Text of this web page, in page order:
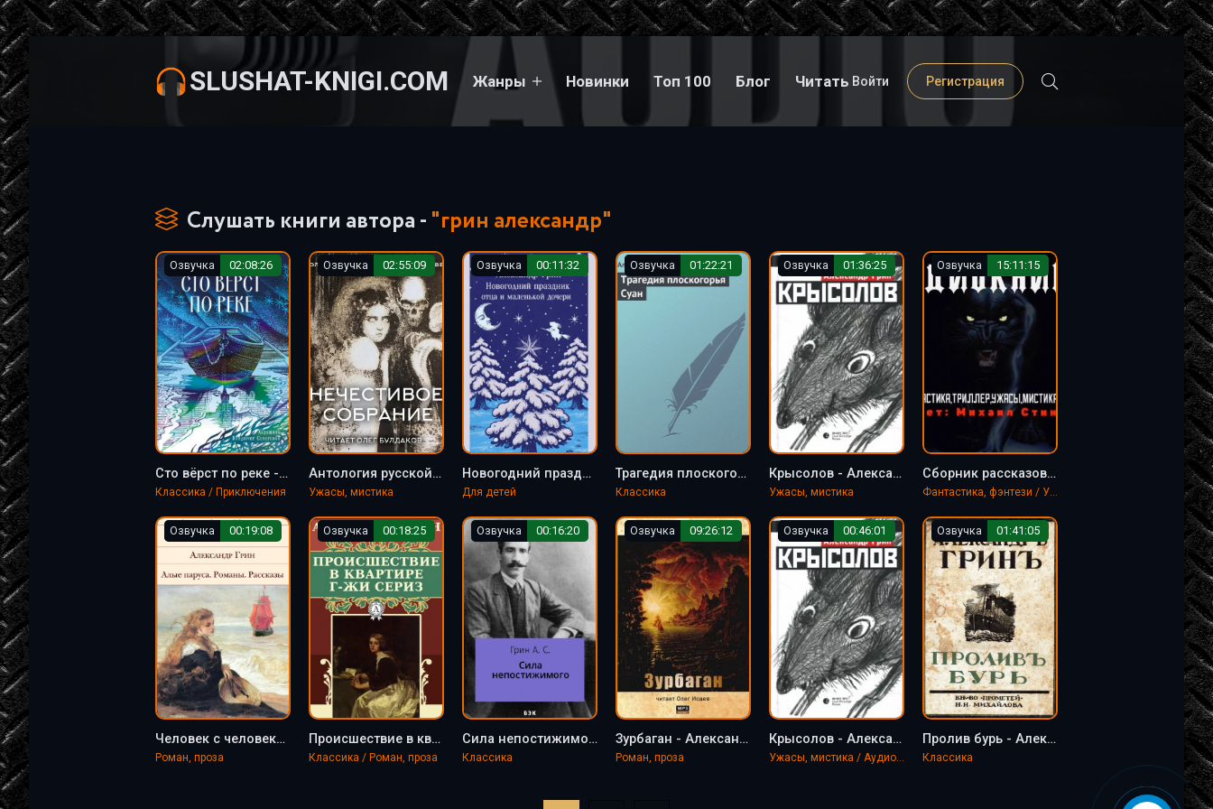
SLUSHAT-KNIGI.COM Жанры Новинки Топ 100 Блог Читать Войти Регистрация
Слушать книги автора -"грин александр"
Озвучка 02:08:26
Сто вёрст по реке - Грин Александр
Классика / Приключения
Озвучка 02:55:09
Антология русской готики XIX-XX веков: «Нечестивое собрание. Часть 5
Ужасы, мистика
Озвучка 00:11:32
Новогодний праздник отца и маленькой дочери - Александр Грин
Для детей
Озвучка 01:22:21
Трагедия плоскогорья Суан - Александр Грин
Классика
Озвучка 01:36:25
Крысолов - Александр Грин
Ужасы, мистика
Озвучка 15:11:15
Сборник рассказов. Фантастика, ужасы, мистика
Фантастика, фэнтези / Ужасы, мистика
Озвучка 00:19:08
Человек с человеком - Александр Грин
Роман, проза
Озвучка 00:18:25
Происшествие в квартире г-жи Сериз - Александр Грин
Классика / Роман, проза
Озвучка 00:16:20
Сила непостижимого - Александр Грин
Классика
Озвучка 09:26:12
Зурбаган - Александр Грин
Роман, проза
Озвучка 00:46:01
Крысолов - Александр Грин
Ужасы, мистика / Аудиоспектакль
Озвучка 01:41:05
Пролив бурь - Александр Грин
Классика